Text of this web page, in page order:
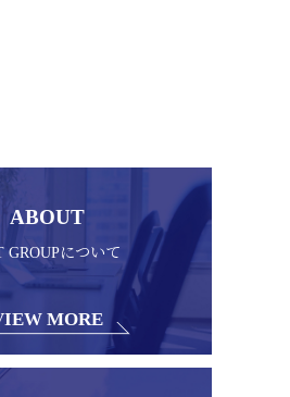
ABOUT
GROUPについて
MORE